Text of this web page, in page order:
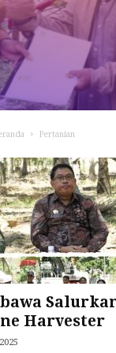
Pertanian
Harvester